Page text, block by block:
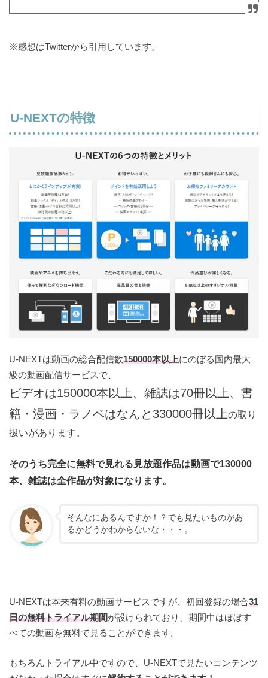
※感想はTwitterから引用しています。
U-NEXTの特徴
U-NEXTは動画の総合配信数150000本以上にのぼる国内最大
級の動画配信サービスで、
ビデオは150000本以上、雑誌は70冊以上、書
籍・漫画・ラノベはなんと330000冊以上の取り
扱いがあります。
そのうち完全に無料で見れる見放題作品は動画で130000
本、雑誌は全作品が対象になります。
そんなにあるんですか！？でも見たいものがあ
るかどうかわからないな・・・。
U-NEXTは本来有料の動画サービスですが、初回登録の場合31
日の無料トライアル期間が設けられており、期間中はほぼす
べての動画を無料で見ることができます。
もちろんトライアル中ですので、U-NEXTで見たいコンテンツ